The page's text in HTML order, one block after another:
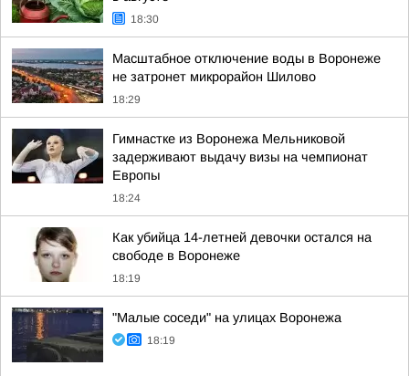
18:30
Масштабное отключение воды в Воронеже
не затронет микрорайон Шилово
18:29
Гимнастке из Воронежа Мельниковой
задерживают выдачу визы на чемпионат
Европы
18:24
Как убийца 14-летней девочки остался на
свободе в Воронеже
18:19
"Малые соседи" на улицах Воронежа
18:19